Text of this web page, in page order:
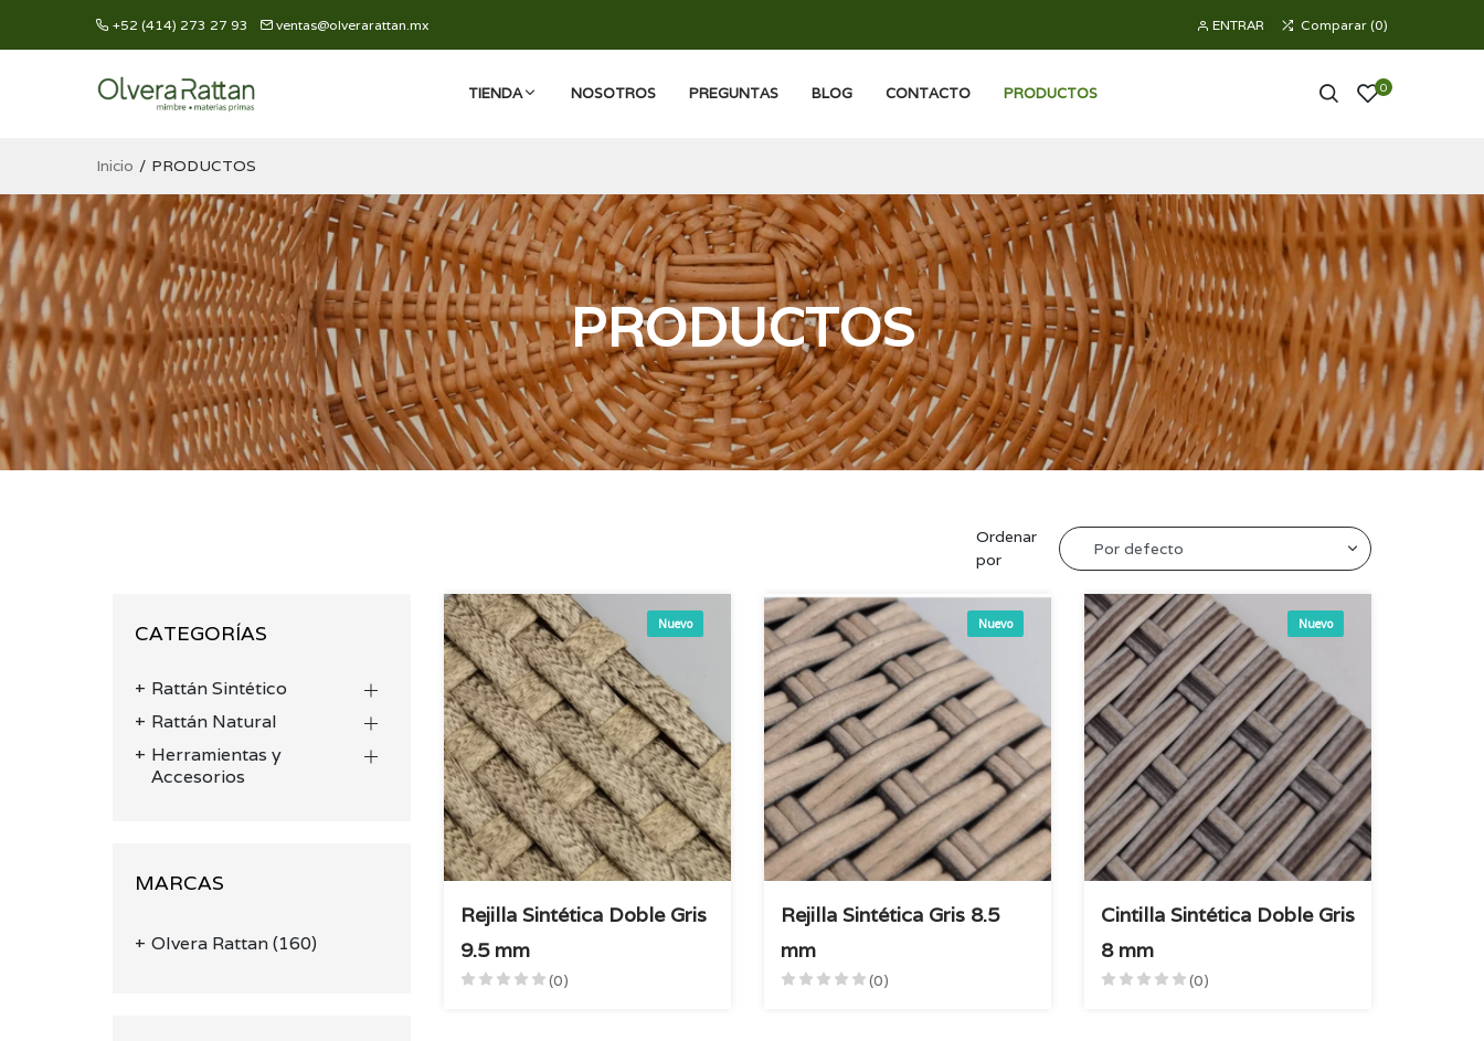
+52 (414) 273 27 93 ventas@olverarattan.mx ENTRAR Comparar (0)
TIENDA NOSOTROS PREGUNTAS BLOG CONTACTO PRODUCTOS 0
Inicio PRODUCTOS
PRODUCTOS
Ordenar
por
CATEGORÍAS
Rattán Sintético
Rattán Natural
Herramientas y
Accesorios
MARCAS
Olvera Rattan(160)
Nuevo
Rejilla Sintética Doble Gris
9.5 mm
(0)
Nuevo
Rejilla Sintética Gris 8.5
mm
(0)
Nuevo
Cintilla Sintética Doble Gris
8 mm
(0)